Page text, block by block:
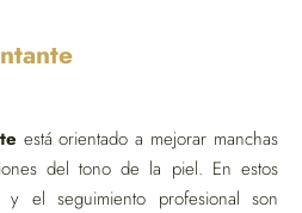
está orientado a mejorar manchas
del tono de la piel. En estos
el seguimiento profesional son